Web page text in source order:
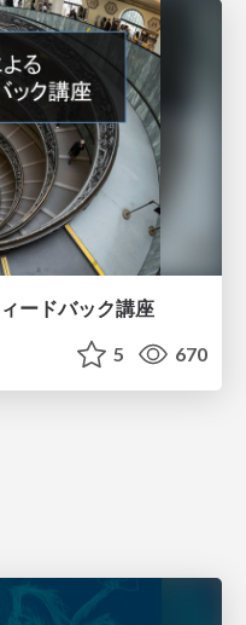
ードバック講座
5 670